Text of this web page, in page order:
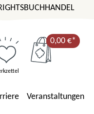
BUCHHANDEL
0,00 €*
Veranstaltungen